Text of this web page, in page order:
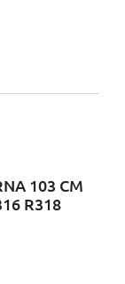
103 CM
R318